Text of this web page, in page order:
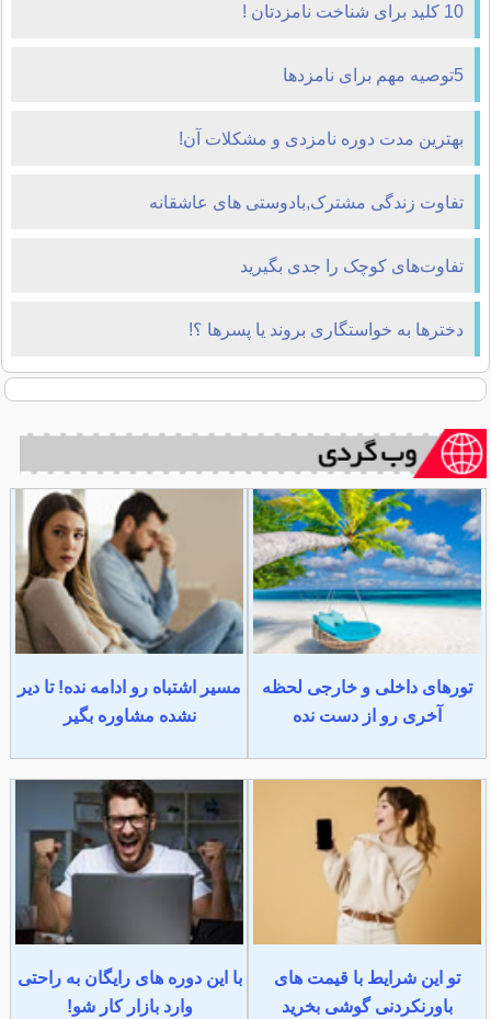
10 کلید برای شناخت نامزدتان !
5توصیه مهم برای نامزدها
بهترین مدت دوره نامزدی و مشکلات آن!
تفاوت زندگی مشترک,بادوستی های عاشقانه
تفاوت‌های کوچک را جدی بگیرید
دخترها به خواستگاری بروند یا پسرها ؟!
تورهای داخلی و خارجی لحظه
آخری رو از دست نده
مسیر اشتباه رو ادامه نده! تا دیر
نشده مشاوره بگیر
تو این شرایط با قیمت های
باورنکردنی گوشی بخرید
با این دوره های رایگان به راحتی
وارد بازار کار شو!